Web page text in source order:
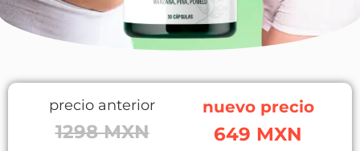
precio anterior
1298 MXN
nuevo precio
649 MXN